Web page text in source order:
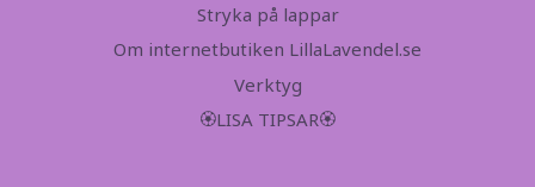
Stryka på lappar
Om internetbutiken LillaLavendel.se
Verktyg
🏵LISA TIPSAR🏵